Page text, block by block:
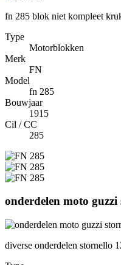
fn 285 blok niet kompleet
Type
Motorblokken
Merk
FN
Model
fn 285
Bouwjaar
1915
Cil / CC
285
onderdelen moto guzzi
diverse onderdelen stornello